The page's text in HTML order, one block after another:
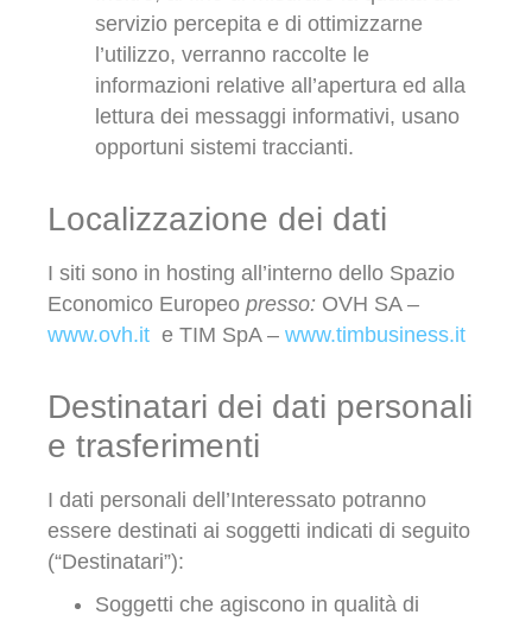
servizio percepita e di ottimizzarne
l’utilizzo, verranno raccolte le
informazioni relative all’apertura ed alla
lettura dei messaggi informativi, usano
opportuni sistemi traccianti.
Localizzazione dei dati
I siti sono in hosting all’interno dello Spazio
Economico Europeo presso: OVH SA –
www.ovh.it e TIM SpA – www.timbusiness.it
Destinatari dei dati personali
e trasferimenti
I dati personali dell’Interessato potranno
essere destinati ai soggetti indicati di seguito
(“Destinatari”):
Soggetti che agiscono in qualità di